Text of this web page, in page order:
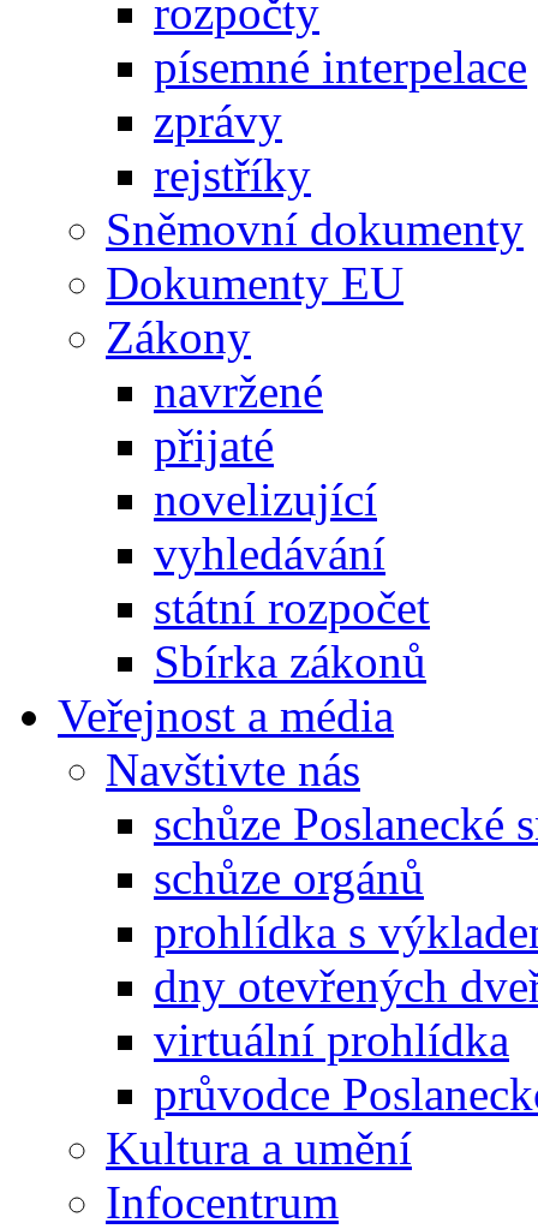
rozpočty
písemné interpelace
zprávy
rejstříky
Sněmovní dokumenty
Dokumenty EU
Zákony
navržené
přijaté
novelizující
vyhledávání
státní rozpočet
Sbírka zákonů
Veřejnost a média
Navštivte nás
schůze Poslanecké
schůze orgánů
prohlídka s
dny otevřených
virtuální prohlídka
průvodce
Kultura a umění
Infocentrum